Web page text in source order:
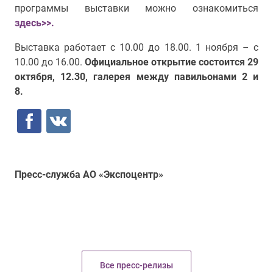
программы выставки можно ознакомиться
здесь>>.
Выставка работает с 10.00 до 18.00. 1 ноября – с
10.00 до 16.00. Официальное открытие состоится 29
октября, 12.30, галерея между павильонами 2 и
8.
Пресс-служба АО «Экспоцентр»
Все пресс-релизы